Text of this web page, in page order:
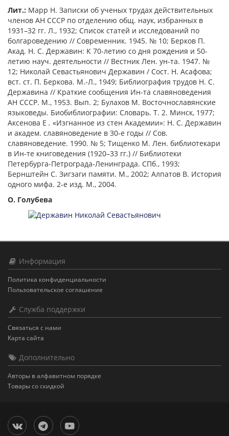
Лит.: Марр Н. Записки об ученых трудах действительных
членов АН СССР по отделению общ. наук, избранных в
1931–32 гг. Л., 1932; Список статей и исследований по
болгароведению // Современник. 1945. № 10; Берков П.
Акад. Н. С. Державин: К 70-летию со дня рождения и 50-
летию науч. деятельности // Вестник Лен. ун-та. 1947. №
12; Николай Севастьянович Державин / Сост. Н. Асафова;
вст. ст. П. Беркова. М.-Л., 1949; Библиография трудов Н. С.
Державина // Краткие сообщения Ин-та славяноведения
АН СССР. М., 1953. Вып. 2; Булахов М. Восточнославянские
языковеды. Биобиблиографии: Словарь. Т. 2. Минск, 1977;
Аксенова Е . «Изгнанное из стен Академии»: Н. С. Державин
и академ. славяноведение в 30-е годы // Сов.
славяноведение. 1990. № 5; Тищенко М. Лен. библиотекари
в Ин-те книговедения (1920–33 гг.) // Библиотеки
Петербурга-Петрограда-Ленинграда. СПб., 1993;
Бернштейн С. Зигзаги памяти. М., 2002; Алпатов В. История
одного мифа. 2-е изд. М., 2004.
О. Голубева
Информация
Политика конфиденциальности
Пользовательское соглашение
Служба поддержки
Связаться с нами
Карта сайта
Дополнительно
Авторы в алфавитном порядке
Товары со скидкой